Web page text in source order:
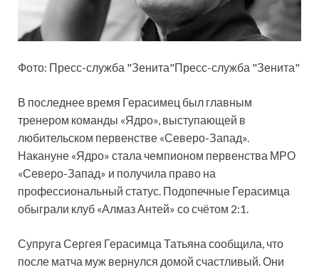
Фото: Пресс-служба "Зенита"Пресс-служба "Зенита"
В последнее время Герасимец был главным
тренером команды «Ядро», выступающей в
любительском первенстве «Северо-Запад».
Накануне «Ядро» стала чемпионом первенства МРО
«Северо-Запад» и получила право на
профессиональный статус. Подопечные Герасимца
обыграли клуб «Алмаз Антей» со счётом 2:1.
Супруга Сергея Герасимца Татьяна сообщила, что
после матча муж вернулся домой счастливый. Они